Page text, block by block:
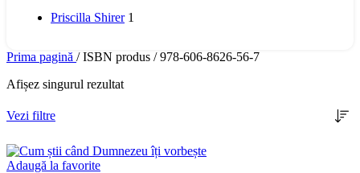
Priscilla Shirer 1
Prima pagină / ISBN produs / 978-606-8626-56-7
Afișez singurul rezultat
Vezi filtre
Adaugă la favorite